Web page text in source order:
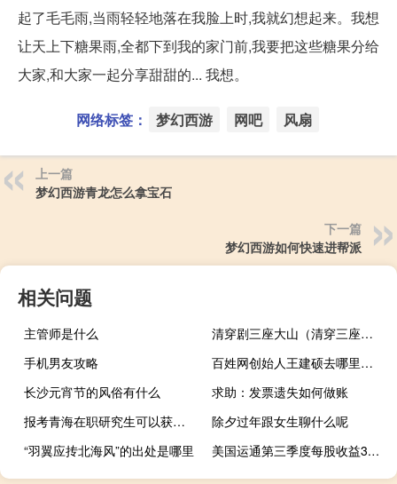
起了毛毛雨,当雨轻轻地落在我脸上时,我就幻想起来。我想
让天上下糖果雨,全都下到我的家门前,我要把这些糖果分给
大家,和大家一起分享甜甜的... 我想。
网络标签： 梦幻西游 网吧 风扇
上一篇
梦幻西游青龙怎么拿宝石
下一篇
梦幻西游如何快速进帮派
相关问题
主管师是什么
清穿剧三座大山（清穿三座大山是哪三部）
手机男友攻略
百姓网创始人王建硕去哪里了（王建硕-百姓网股份有限公司创始人兼董事长介绍）
长沙元宵节的风俗有什么
求助：发票遗失如何做账
报考青海在职研究生可以获得学位证书吗
除夕过年跟女生聊什么呢
“羽翼应抟北海风”的出处是哪里
美国运通第三季度每股收益3.3美元预期2.95美元第三季度营收153.8亿美元预期153.3亿美元